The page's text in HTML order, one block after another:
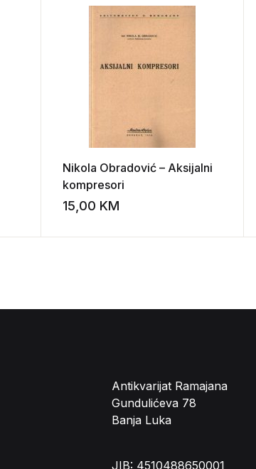
Add to wishlist
Nikola Obradović – Aksijalni
kompresori
15,00 KM Add to
Antikvarijat Ramajana
Gundulićeva 78
Banja Luka
JIB: 4510488650001